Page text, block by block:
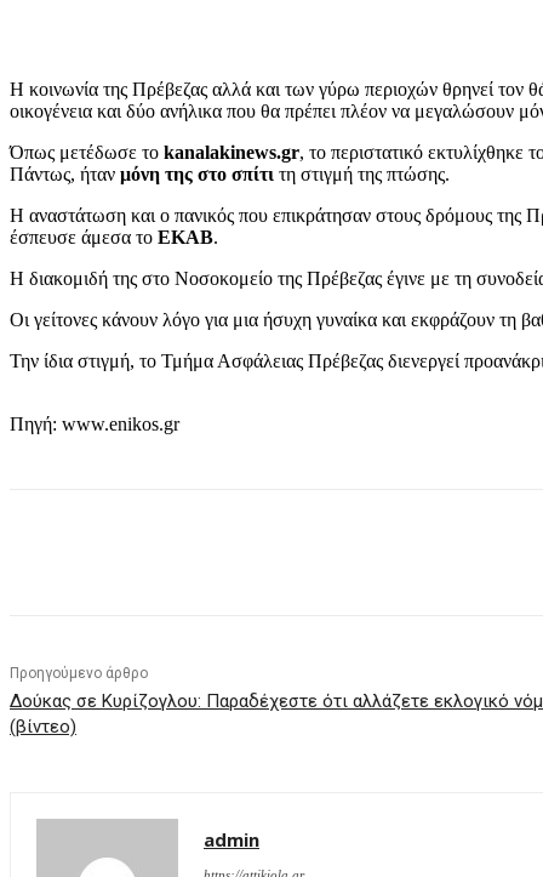
Η κοινωνία της Πρέβεζας αλλά και των γύρω περιοχών θρηνεί τον
οικογένεια και δύο ανήλικα που θα πρέπει πλέον να μεγαλώσουν
Όπως μετέδωσε το kanalakinews.gr, το περιστατικό εκτυλίχθηκε
Πάντως, ήταν μόνη της στο σπίτι τη στιγμή της πτώσης.
Η αναστάτωση και ο πανικός που επικράτησαν στους δρόμους της
έσπευσε άμεσα το ΕΚΑΒ.
Η διακομιδή της στο Νοσοκομείο της Πρέβεζας έγινε με τη
Οι γείτονες κάνουν λόγο για μια ήσυχη γυναίκα και εκφράζουν τη
Την ίδια στιγμή, το Τμήμα Ασφάλειας Πρέβεζας διενεργεί
Πηγή: www.enikos.gr
Προηγούμενο άρθρο
Δούκας σε Κυρίζογλου: Παραδέχεστε ότι αλλάζετε εκλογικό
(βίντεο)
admin